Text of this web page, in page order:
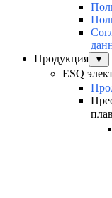
Продукция
▼
ESQ